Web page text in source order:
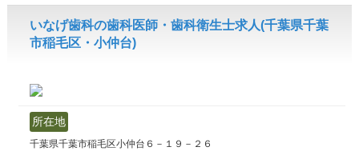
いなげ歯科の歯科医師・歯科衛生士求人(千葉県千葉
市稲毛区・小仲台)
所在地
千葉県千葉市稲毛区小仲台６－１９－２６